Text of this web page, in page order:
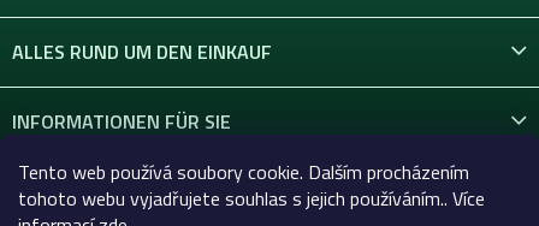
Tento web používá soubory cookie. Dalším procházením
tohoto webu vyjadřujete souhlas s jejich používáním.. Více
ALLES RUND UM DEN EINKAUF
INFORMATIONEN FÜR SIE
KONTAKT